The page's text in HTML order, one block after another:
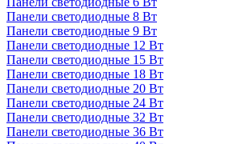
Панели светодиодные 8 Вт
Панели светодиодные 9 Вт
Панели светодиодные 12 Вт
Панели светодиодные 15 Вт
Панели светодиодные 18 Вт
Панели светодиодные 20 Вт
Панели светодиодные 24 Вт
Панели светодиодные 32 Вт
Панели светодиодные 36 Вт